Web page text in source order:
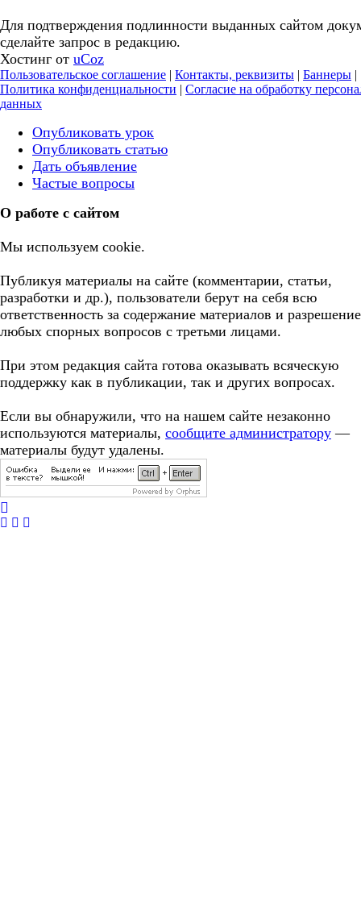
Для подтверждения подлинности выданных сайтом
сделайте запрос в редакцию.
Хостинг от uCoz
Пользовательское соглашение | Контакты, реквизиты | Баннеры |
Политика конфиденциальности | Согласие на обработку
данных
Опубликовать урок
Опубликовать статью
Дать объявление
Частые вопросы
О работе с сайтом
Мы используем cookie.
Публикуя материалы на сайте (комментарии, статьи,
разработки и др.), пользователи берут на себя всю
ответственность за содержание материалов и разрешение
любых спорных вопросов с третьми лицами.
При этом редакция сайта готова оказывать всяческую
поддержку как в публикации, так и других вопросах.
Если вы обнаружили, что на нашем сайте незаконно
используются материалы, сообщите администратору —
материалы будут удалены.